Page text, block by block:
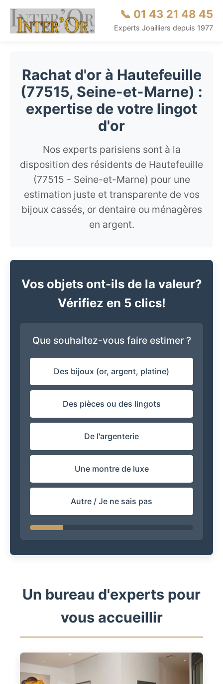
📞 01 43 21 48 45
Experts Joailliers depuis 1977
Rachat d'or à Hautefeuille
(77515, Seine-et-Marne) :
expertise de votre lingot
d'or
Nos experts parisiens sont à la
disposition des résidents de Hautefeuille
(77515 - Seine-et-Marne) pour une
estimation juste et transparente de vos
bijoux cassés, or dentaire ou ménagères
en argent.
Vos objets ont-ils de la valeur?
Vérifiez en 5 clics!
Que souhaitez-vous faire estimer ?
Des bijoux (or, argent, platine)
Des pièces ou des lingots
De l'argenterie
Une montre de luxe
Autre / Je ne sais pas
Un bureau d'experts pour
vous accueillir